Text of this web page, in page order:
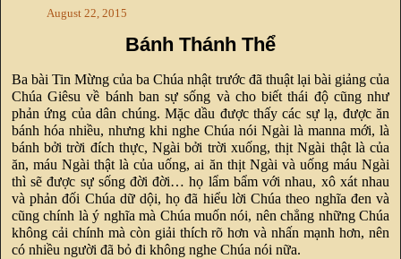
August 22, 2015
Bánh Thánh Thể
Ba bài Tin Mừng của ba Chúa nhật trước đã thuật lại bài giảng của
Chúa Giêsu về bánh ban sự sống và cho biết thái độ cũng như
phản ứng của dân chúng. Mặc dầu được thấy các sự lạ, được ăn
bánh hóa nhiều, nhưng khi nghe Chúa nói Ngài là manna mới, là
bánh bởi trời đích thực, Ngài bởi trời xuống, thịt Ngài thật là của
ăn, máu Ngài thật là của uống, ai ăn thịt Ngài và uống máu Ngài
thì sẽ được sự sống đời đời… họ lẩm bẩm với nhau, xô xát nhau
và phản đối Chúa dữ dội, họ đã hiểu lời Chúa theo nghĩa đen và
cũng chính là ý nghĩa mà Chúa muốn nói, nên chẳng những Chúa
không cải chính mà còn giải thích rõ hơn và nhấn mạnh hơn, nên
có nhiều người đã bỏ đi không nghe Chúa nói nữa.